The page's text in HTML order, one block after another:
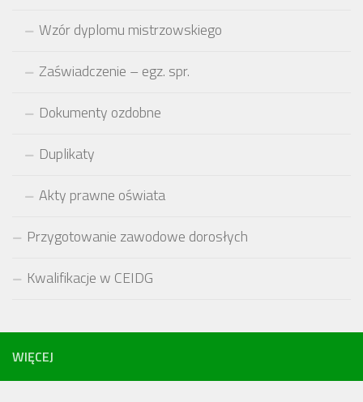
Wzór dyplomu mistrzowskiego
Zaświadczenie – egz. spr.
Dokumenty ozdobne
Duplikaty
Akty prawne oświata
Przygotowanie zawodowe dorosłych
Kwalifikacje w CEIDG
WIĘCEJ